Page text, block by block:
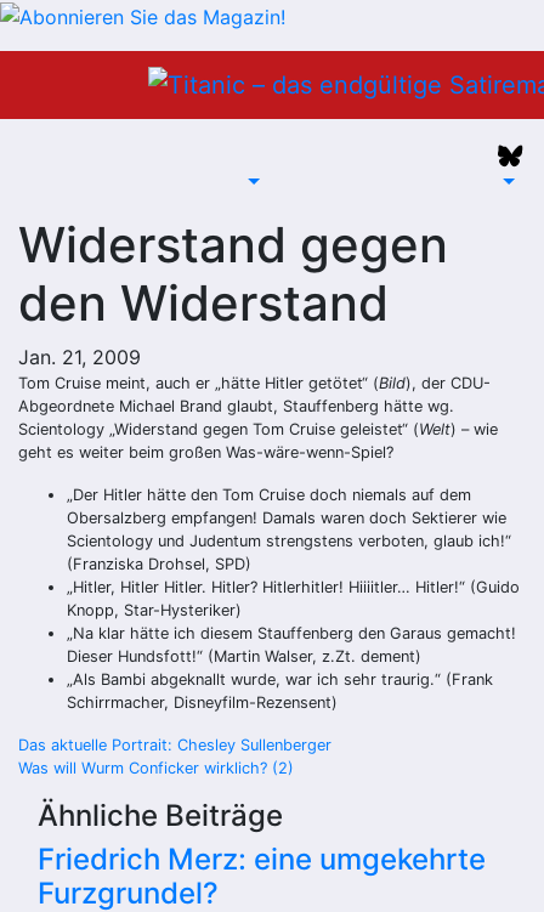
Widerstand gegen
den Widerstand
Jan. 21, 2009
Tom Cruise meint, auch er „hätte Hitler getötet“ (Bild), der CDU-
Abgeordnete Michael Brand glaubt, Stauffenberg hätte wg.
Scientology „Widerstand gegen Tom Cruise geleistet“ (Welt) – wie
geht es weiter beim großen Was-wäre-wenn-Spiel?
„Der Hitler hätte den Tom Cruise doch niemals auf dem
Obersalzberg empfangen! Damals waren doch Sektierer wie
Scientology und Judentum strengstens verboten, glaub ich!“
(Franziska Drohsel, SPD)
„Hitler, Hitler Hitler. Hitler? Hitlerhitler! Hiiiitler… Hitler!“ (Guido
Knopp, Star-Hysteriker)
„Na klar hätte ich diesem Stauffenberg den Garaus gemacht!
Dieser Hundsfott!“ (Martin Walser, z.Zt. dement)
„Als Bambi abgeknallt wurde, war ich sehr traurig.“ (Frank
Schirrmacher, Disneyfilm-Rezensent)
Beitragsnavigation
Das aktuelle Portrait: Chesley Sullenberger
Was will Wurm Conficker wirklich? (2)
Ähnliche Beiträge
Friedrich Merz: eine umgekehrte
Furzgrundel?